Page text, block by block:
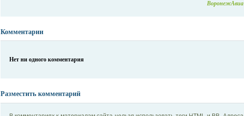
ВоронежАвиа
Комментарии
Нет ни одного комментария
Разместить комментарий